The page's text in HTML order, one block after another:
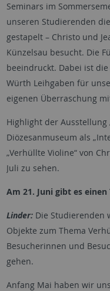
Seminars im
unseren Studierenden
gestapelt – Christo und
Künzelsau besucht. Die
beeindruckt. Dabei ist
Würth Leihgaben für
eigenen Überraschung
Highlight der Ausstellung
Diözesanmuseum als
„Verhüllte Violine“ von
Juli zu sehen.
Am 21. Juni gibt es
Linder:Die Studierenden
Objekte zum Thema
Besucherinnen und
gehen.
Anfang Mai haben wir